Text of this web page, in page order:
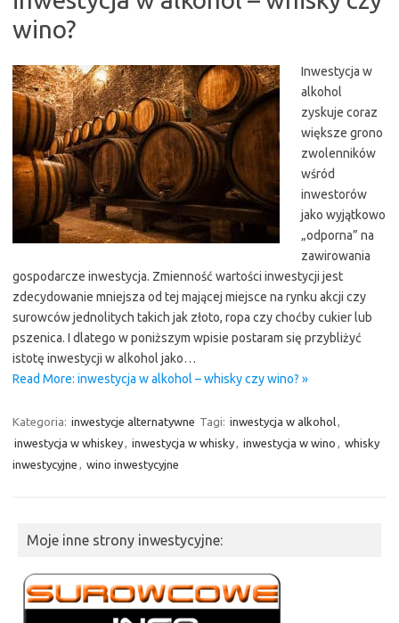
wino?
Inwestycja w
alkohol
zyskuje coraz
większe grono
zwolenników
wśród
inwestorów
jako wyjątkowo
„odporna” na
zawirowania
gospodarcze inwestycja. Zmienność wartości inwestycji jest
zdecydowanie mniejsza od tej mającej miejsce na rynku akcji czy
surowców jednolitych takich jak złoto, ropa czy choćby cukier lub
pszenica. I dlatego w poniższym wpisie postaram się przybliżyć
istotę inwestycji w alkohol jako…
Read More: inwestycja w alkohol – whisky czy wino? »
Kategoria: inwestycje alternatywne Tagi: inwestycja w alkohol,
inwestycja w whiskey, inwestycja w whisky, inwestycja w wino , whisky
inwestycyjne , wino inwestycyjne
Moje inne strony inwestycyjne: